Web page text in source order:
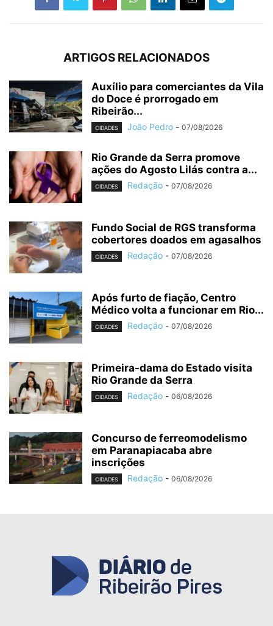
ARTIGOS RELACIONADOS
Auxílio para comerciantes da Vila
do Doce é prorrogado em
Ribeirão...
CIDADES João Pedro - 07/08/2026
Rio Grande da Serra promove
ações do Agosto Lilás contra a...
CIDADES Redação - 07/08/2026
Fundo Social de RGS transforma
cobertores doados em agasalhos
CIDADES Redação - 07/08/2026
Após furto de fiação, Centro
Médico volta a funcionar em Rio...
CIDADES Redação - 07/08/2026
Primeira-dama do Estado visita
Rio Grande da Serra
CIDADES Redação - 06/08/2026
Concurso de ferreomodelismo
em Paranapiacaba abre
inscrições
CIDADES Redação - 06/08/2026